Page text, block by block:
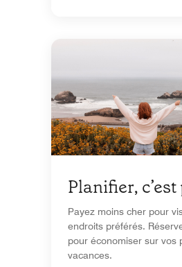
Planifier,
Payez moins cher pour
endroits préférés.
pour économiser sur vos
vacances.